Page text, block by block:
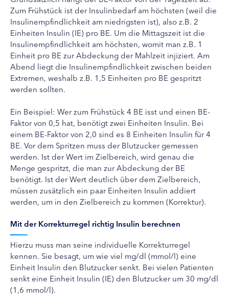
Zum Frühstück ist der Insulinbedarf am höchsten (weil die
Insulinempfindlichkeit am niedrigsten ist), also z.B. 2
Einheiten Insulin (IE) pro BE. Um die Mittagszeit ist die
Insulinempfindlichkeit am höchsten, womit man z.B. 1
Einheit pro BE zur Abdeckung der Mahlzeit injiziert. Am
Abend liegt die Insulinempfindlichkeit zwischen beiden
Extremen, weshalb z.B. 1,5 Einheiten pro BE gespritzt
werden sollten.
Ein Beispiel: Wer zum Frühstück 4 BE isst und einen BE-
Faktor von 0,5 hat, benötigt zwei Einheiten Insulin. Bei
einem BE-Faktor von 2,0 sind es 8 Einheiten Insulin für 4
BE. Vor dem Spritzen muss der Blutzucker gemessen
werden. Ist der Wert im Zielbereich, wird genau die
Menge gespritzt, die man zur Abdeckung der BE
benötigt. Ist der Wert deutlich über dem Zielbereich,
müssen zusätzlich ein paar Einheiten Insulin addiert
werden, um in den Zielbereich zu kommen (Korrektur).
Mit der Korrekturregel richtig Insulin berechnen
Hierzu muss man seine individuelle Korrekturregel
kennen. Sie besagt, um wie viel mg/dl (mmol/l) eine
Einheit Insulin den Blutzucker senkt. Bei vielen Patienten
senkt eine Einheit Insulin (IE) den Blutzucker um 30 mg/dl
(1,6 mmol/l).